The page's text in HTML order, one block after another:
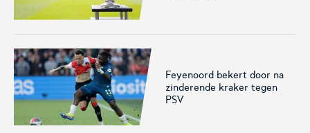
Eurojackpot Vrouwen
Eredivisie
KNVB Expertise
Feyenoord bekert door na
zinderende kraker tegen
PSV